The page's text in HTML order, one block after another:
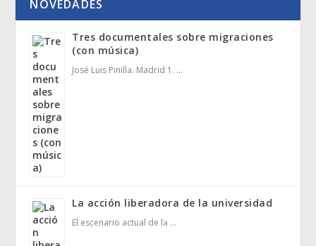
NOVEDADES
Tres documentales sobre migraciones
(con música)
José Luis Pinilla. Madrid 1. …
La acción liberadora de la universidad
El escenario actual de la …